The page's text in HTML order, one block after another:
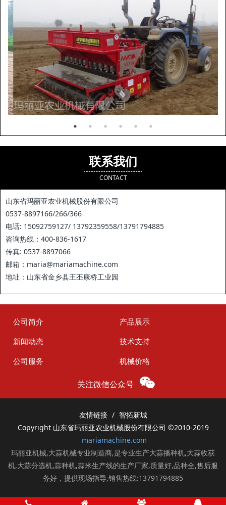
联系我们
CONTACT
山东省玛丽亚农业机械股份有限公司
0537-8897166/266/366
电话: 15092759127/ 13792359558/13791794885
咨询热线：400-836-1617
传真: 0537-8897066
邮箱：maria@mariamachine.com
地址：山东省金乡县王丕康桥工业园
公司简介
产品展示
新闻动态
技术支持
公司服务
机械价格
关注微信公众号
友情链接
智拓新城
Copyright 山东省玛丽亚农业机械股份有限公司 ©2010-2019
mariamachine.com
玛丽亚机械,大蒜机械专业制造商,是专业生产大蒜播种机,大蒜收获
机,大蒜分选机,蒜种机,蒜米生产线的生产厂家,质量好,品种全,售后服
务好，提供现场指导,销售热线:13791794885